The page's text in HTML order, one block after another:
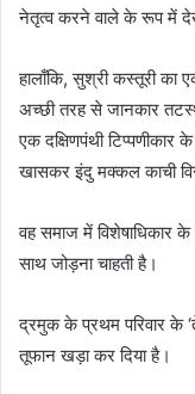
नेतृत्व करने वाले के रूप में
हालाँकि, सुश्री कस्तूरी का
अच्छी तरह से जानकार
एक दक्षिणपंथी
खासकर इंदु मक्कल काची
वह समाज में विशेषाधिकार
साथ जोड़ना चाहती है।
द्रमुक के प्रथम परिवार के
तूफान खड़ा कर दिया है।